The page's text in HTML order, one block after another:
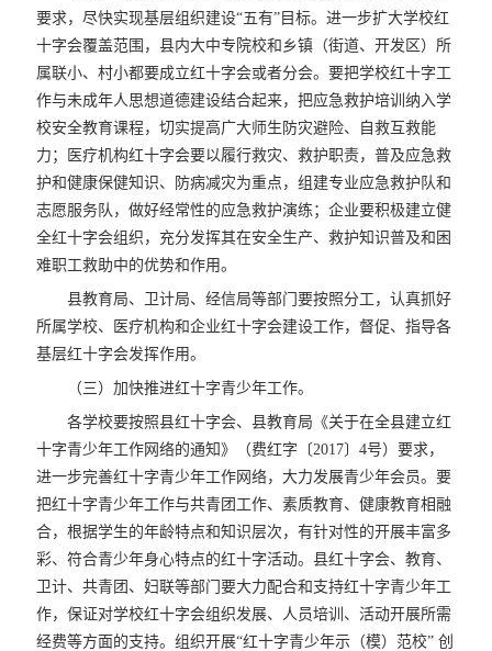
要求，尽快实现基层组织建设“五有”目标。进一步扩大学校红
十字会覆盖范围，县内大中专院校和乡镇（街道、开发区）所
属联小、村小都要成立红十字会或者分会。要把学校红十字工
作与未成年人思想道德建设结合起来，把应急救护培训纳入学
校安全教育课程，切实提高广大师生防灾避险、自救互救能
力；医疗机构红十字会要以履行救灾、救护职责，普及应急救
护和健康保健知识、防病减灾为重点，组建专业应急救护队和
志愿服务队，做好经常性的应急救护演练；企业要积极建立健
全红十字会组织，充分发挥其在安全生产、救护知识普及和困
难职工救助中的优势和作用。
县教育局、卫计局、经信局等部门要按照分工，认真抓好
所属学校、医疗机构和企业红十字会建设工作，督促、指导各
基层红十字会发挥作用。
（三）加快推进红十字青少年工作。
各学校要按照县红十字会、县教育局《关于在全县建立红
十字青少年工作网络的通知》（费红字〔2017〕4号）要求，
进一步完善红十字青少年工作网络，大力发展青少年会员。要
把红十字青少年工作与共青团工作、素质教育、健康教育相融
合，根据学生的年龄特点和知识层次，有针对性的开展丰富多
彩、符合青少年身心特点的红十字活动。县红十字会、教育、
卫计、共青团、妇联等部门要大力配合和支持红十字青少年工
作，保证对学校红十字会组织发展、人员培训、活动开展所需
经费等方面的支持。组织开展“红十字青少年示（模）范校” 创